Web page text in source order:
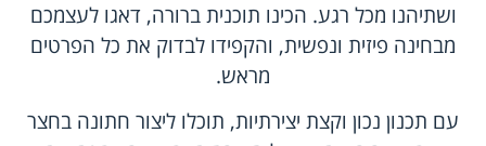
ושתיהנו מכל רגע. הכינו תוכנית ברורה, דאגו לעצמכם
מבחינה פיזית ונפשית, והקפידו לבדוק את כל הפרטים
מראש.
עם תכנון נכון וקצת יצירתיות, תוכלו ליצור חתונה בחצר